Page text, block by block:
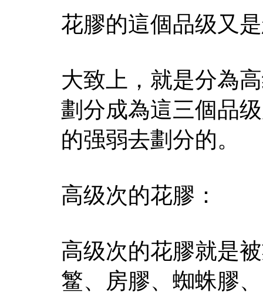
花膠的這個品级又
大致上，就是分為
劃分成為這三個品
的强弱去劃分的。
高级次的花膠：
高级次的花膠就是
鳘、房膠、蜘蛛膠